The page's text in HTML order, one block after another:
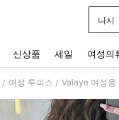
나시
신상품 세일 여성의
/ 여성 투피스 / Vaiaye 여성용